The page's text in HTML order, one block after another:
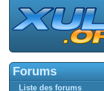
Forums
Liste des forums